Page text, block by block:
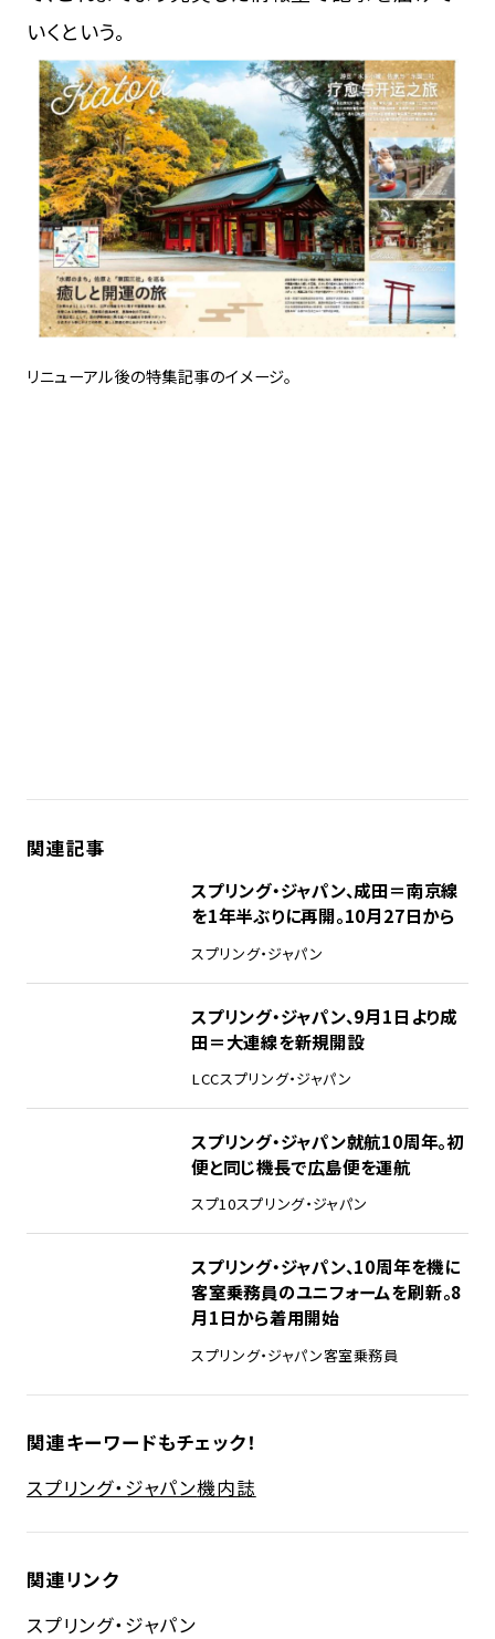
いくという。
リニューアル後の特集記事のイメージ。
関連記事
スプリング・ジャパン、成田＝南京線
を1年半ぶりに再開。10月27日から
スプリング・ジャパン
スプリング・ジャパン、9月1日より成
田＝大連線を新規開設
LCCスプリング・ジャパン
スプリング・ジャパン就航10周年。初
便と同じ機長で広島便を運航
スプ10スプリング・ジャパン
スプリング・ジャパン、10周年を機に
客室乗務員のユニフォームを刷新。8
月1日から着用開始
スプリング・ジャパン客室乗務員
関連キーワードもチェック！
スプリング・ジャパン機内誌
関連リンク
スプリング・ジャパン